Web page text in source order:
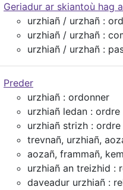
Geriadur ar skiantoù hag
urzhiañ / urzhañ :
urzhiañ / urzhañ :
urzhiañ / urzhañ :
Preder
urzhiañ : ordonner
urzhiañ ledan : ordre
urzhiañ strizh :
trevnañ, urzhiañ,
aozañ, frammañ,
urzhiañ an treizhid :
daveadur urzhiañ :